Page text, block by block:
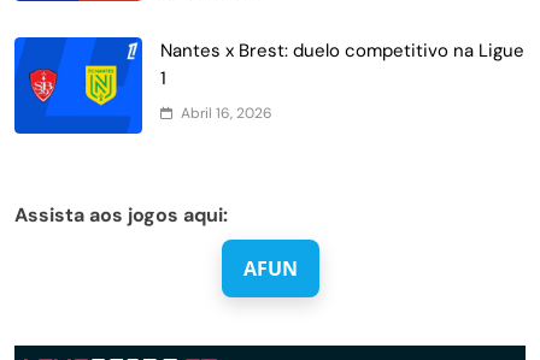
Nantes x Brest: duelo competitivo na Ligue
1
Abril 16, 2026
Assista aos jogos aqui:
AFUN